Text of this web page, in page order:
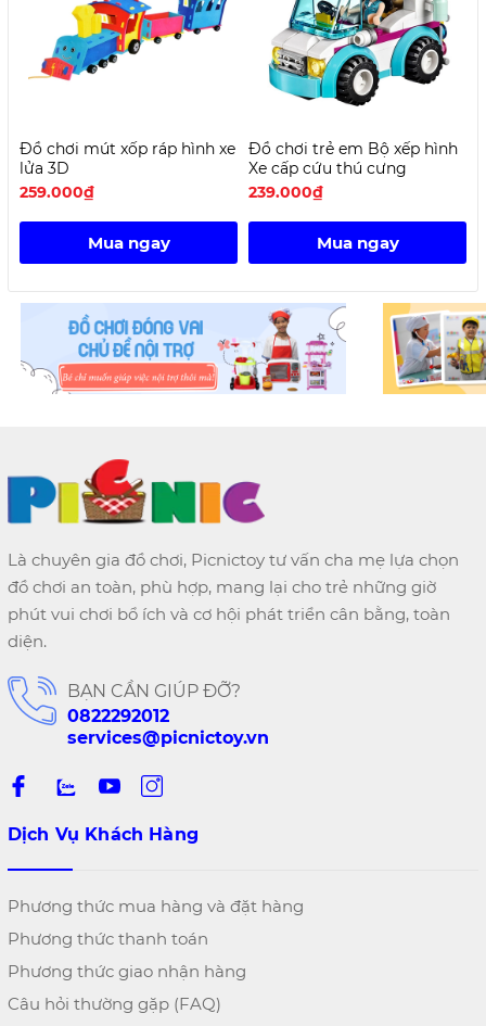
Đồ chơi mút xốp ráp hình xe
lửa 3D
259.000₫
Mua ngay
Đồ chơi trẻ em Bộ xếp hình
Xe cấp cứu thú cưng
239.000₫
Mua ngay
Là chuyên gia đồ chơi, Picnictoy tư vấn cha mẹ lựa chọn
đồ chơi an toàn, phù hợp, mang lại cho trẻ những giờ
phút vui chơi bổ ích và cơ hội phát triển cân bằng, toàn
diện.
BẠN CẦN GIÚP ĐỠ?
0822292012
services@picnictoy.vn
Dịch Vụ Khách Hàng
Phương thức mua hàng và đặt hàng
Phương thức thanh toán
Phương thức giao nhận hàng
Câu hỏi thường gặp (FAQ)